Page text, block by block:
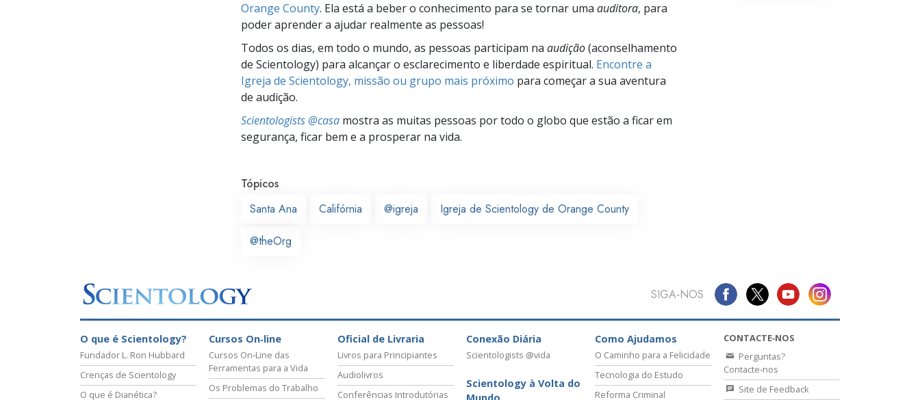
Orange County. Ela está a beber o conhecimento para se tornar uma auditora, para
poder aprender a ajudar realmente as pessoas!
Todos os dias, em todo o mundo, as pessoas participam na audição(aconselhamento
de Scientology) para alcançar o esclarecimento e liberdade espiritual. Encontre a
Igreja de Scientology, missão ou grupo mais próximo para começar a sua aventura
de audição.
Scientologists @casa mostra as muitas pessoas por todo o globo que estão a ficar em
segurança, ficar bem e a prosperar na vida.
Tópicos
Santa Ana
Califórnia @igreja Igreja de Scientology de Orange County
@theOrg
SIGA‑NOS
O que é Scientology?
Fundador L. Ron Hubbard
Crenças de Scientology
O que é Dianética?
Cursos On‑line
Cursos On‑Line das
Ferramentas para a Vida
Os Problemas do Trabalho
Oficial de Livraria
Livros para Principiantes
Audiolivros
Conferências Introdutórias
Conexão Diária
Scientologists @vida
Scientology à Volta do
Como Ajudamos
O Caminho para a Felicidade
Tecnologia do Estudo
Reforma Criminal
CONTACTE‑NOS
Perguntas?
Contacte‑nos
Site de Feedback